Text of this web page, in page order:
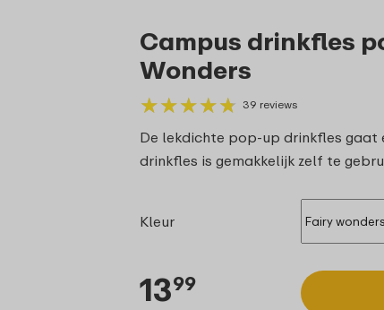
Campus drinkfles
Wonders
★★★★★
★★★★★ 39 reviews
De lekdichte pop-up drinkfles gaat
drinkfles is gemakkelijk zelf te
Kleur
1399